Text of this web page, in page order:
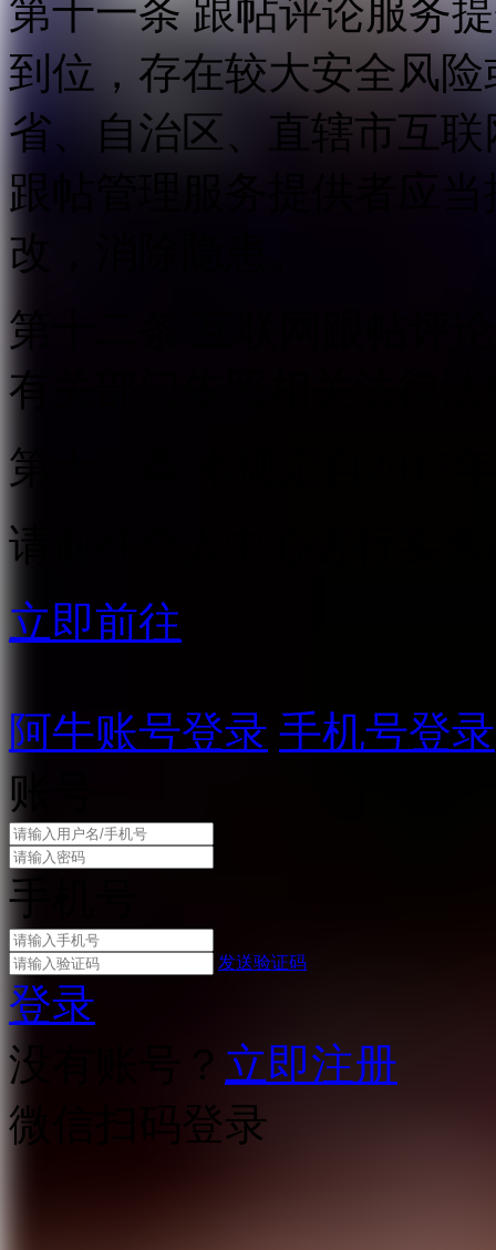
第十一条 跟帖评论服务
到位，存在较大安全风
省、自治区、直辖市互
跟帖管理服务提供者应
改，消除隐患。
第十二条 互联网跟帖评
有关部门依照相关法律
第十三条 本规定自2017
请前往个人中心进行实名
立即前往
阿牛账号登录 手机号登录
账号
手机号
发送验证码
登录
没有账号？ 立即注册
微信扫码登录